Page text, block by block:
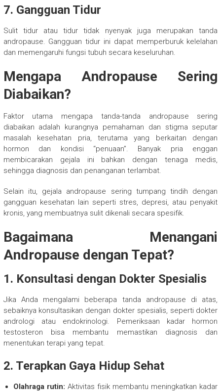
7. Gangguan Tidur
Sulit tidur atau tidur tidak nyenyak juga merupakan tanda
andropause. Gangguan tidur ini dapat memperburuk kelelahan
dan memengaruhi fungsi tubuh secara keseluruhan.
Mengapa Andropause Sering
Diabaikan?
Faktor utama mengapa tanda-tanda andropause sering
diabaikan adalah kurangnya pemahaman dan stigma seputar
masalah kesehatan pria, terutama yang berkaitan dengan
hormon dan kondisi “penuaan”. Banyak pria enggan
membicarakan gejala ini bahkan dengan tenaga medis,
sehingga diagnosis dan penanganan terlambat.
Selain itu, gejala andropause sering tumpang tindih dengan
gangguan kesehatan lain seperti stres, depresi, atau penyakit
kronis, yang membuatnya sulit dikenali secara spesifik.
Bagaimana Menangani
Andropause dengan Tepat?
1. Konsultasi dengan Dokter Spesialis
Jika Anda mengalami beberapa tanda andropause di atas,
sebaiknya konsultasikan dengan dokter spesialis, seperti dokter
andrologi atau endokrinologi. Pemeriksaan kadar hormon
testosteron bisa membantu memastikan diagnosis dan
menentukan terapi yang tepat.
2. Terapkan Gaya Hidup Sehat
Olahraga rutin: Aktivitas fisik membantu meningkatkan kadar